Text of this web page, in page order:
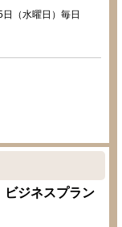
（水曜日）毎日
ビジネスプラン